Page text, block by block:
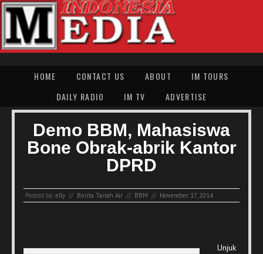
HOME CONTACT US ABOUT
IM TOURS
DAILY RADIO
IM TV ADVERTISE
Demo BBM, Mahasiswa
Bone Obrak-abrik Kantor
DPRD
Posted by: elly // Berita Tanah Air // BBM // November 17, 2014
Unjuk